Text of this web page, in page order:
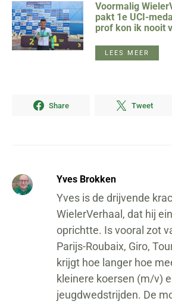
Voormalig
pakt 1e UCI-
prof kon ik nooit
LEES MEER
Share Tweet
Yves Brokken
Yves is de drijvende
WielerVerhaal, dat hij
oprichtte. Is vooral zot
Parijs-Roubaix, Giro,
krijgt hoe langer hoe
kleinere koersen (m/v)
jeugdwedstrijden. De